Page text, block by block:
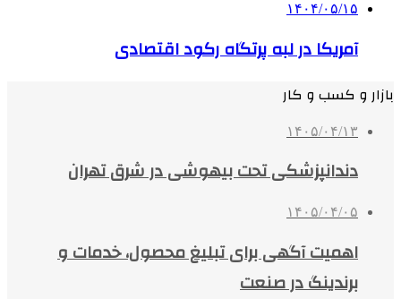
۱۴۰۴/۰۵/۱۵
آمریکا در لبه پرتگاه رکود اقتصادی
بازار و کسب و کار
۱۴۰۵/۰۴/۱۳
دندانپزشکی تحت بیهوشی در شرق تهران
۱۴۰۵/۰۴/۰۵
اهمیت آگهی برای تبلیغ محصول، خدمات و
برندینگ در صنعت